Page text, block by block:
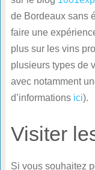
de Bordeaux sans
faire une
plus sur les vins
plusieurs types de
avec notamment
d’informations ici).
Visiter
Si vous souhaitez